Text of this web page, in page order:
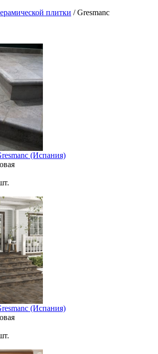
плитки / Gresmanc
(Испания)
(Испания)